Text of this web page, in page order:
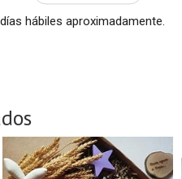
hábiles aproximadamente.